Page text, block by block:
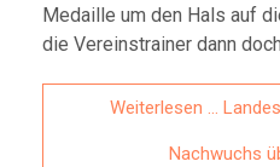
Medaille um den Hals auf
die Vereinstrainer dann
Weiterlesen …
Nachwuchs